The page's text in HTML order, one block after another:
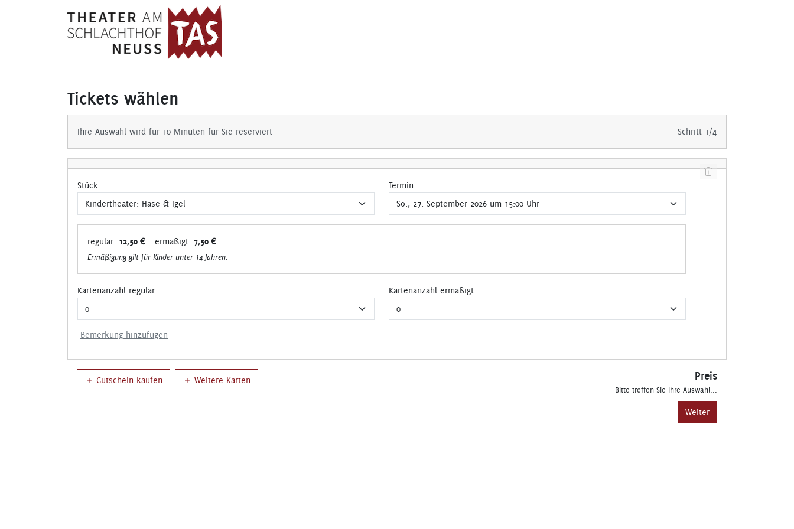
Tickets wählen
Ihre Auswahl wird für 10 Minuten für Sie reserviert Schritt 1/4
Stück Termin
regulär: 12,50 € ermäßigt: 7,50 €
Ermäßigung gilt für Kinder unter 14 Jahren.
Kartenanzahl regulär Kartenanzahl ermäßigt
Bemerkung hinzufügen
Gutschein kaufen Weitere Karten Preis
Bitte treffen Sie Ihre Auswahl...
Weiter